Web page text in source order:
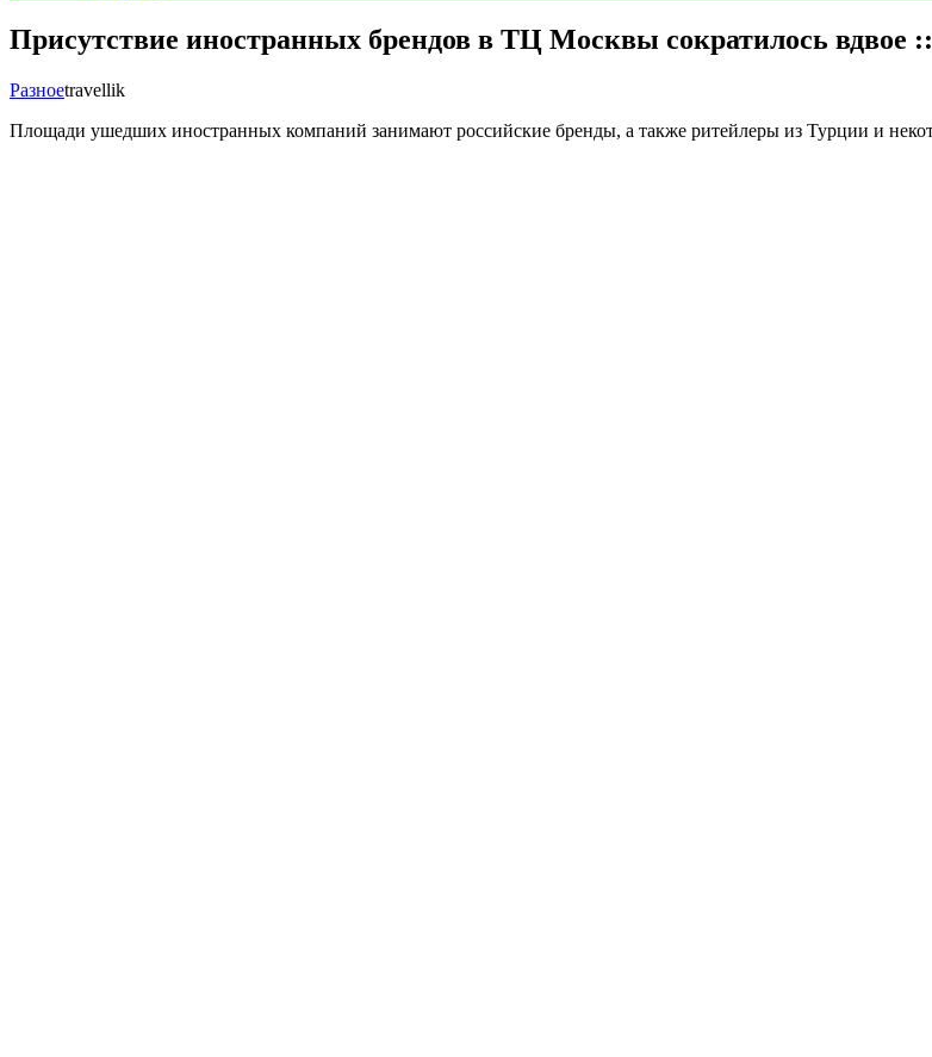
Присутствие иностранных брендов в ТЦ Москвы сократилось
Разноеtravellik
Площади ушедших иностранных компаний занимают российские бренды, а также ритейлеры из Турции и